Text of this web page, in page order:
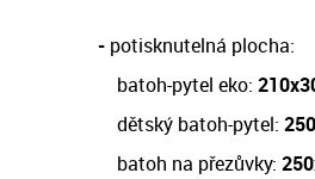
- potisknutelná plocha:
batoh-pytel eko:
dětský batoh-pytel:
batoh na přezůvky: